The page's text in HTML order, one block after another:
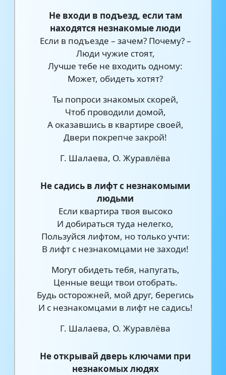
Не входи в подъезд, если там
находятся незнакомые люди
Если в подъезде – зачем? Почему? –
Люди чужие стоят,
Лучше тебе не входить одному:
Может, обидеть хотят?
Ты попроси знакомых скорей,
Чтоб проводили домой,
А оказавшись в квартире своей,
Двери покрепче закрой!
Г. Шалаева, О. Журавлёва
Не садись в лифт с незнакомыми
людьми
Если квартира твоя высоко
И добираться туда нелегко,
Пользуйся лифтом, но только учти:
В лифт с незнакомцами не заходи!
Могут обидеть тебя, напугать,
Ценные вещи твои отобрать.
Будь осторожней, мой друг, берегись
И с незнакомцами в лифт не садись!
Г. Шалаева, О. Журавлёва
Не открывай дверь ключами при
незнакомых людях